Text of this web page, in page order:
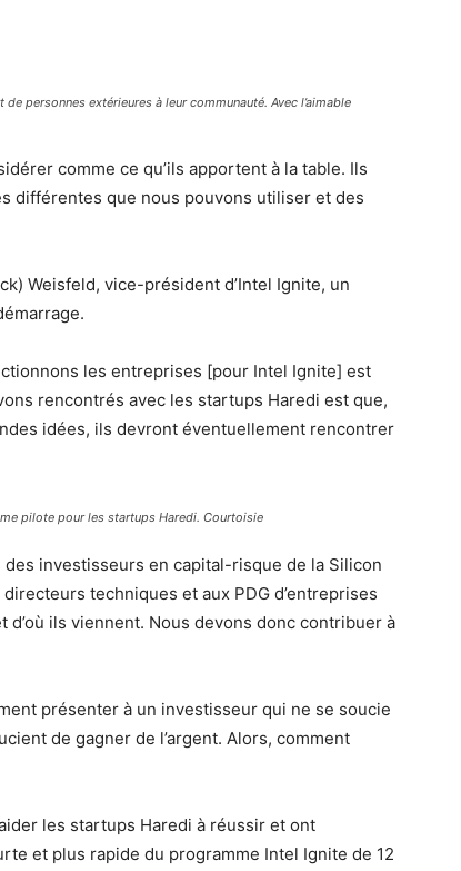
personnes extérieures à leur communauté. Avec l’aimable
comme ce qu’ils apportent à la table. Ils
différentes que nous pouvons utiliser et des
Weisfeld, vice-président d’Intel Ignite, un
les entreprises [pour Intel Ignite] est
rencontrés avec les startups Haredi est que,
idées, ils devront éventuellement rencontrer
pilote pour les startups Haredi. Courtoisie
investisseurs en capital-risque de la Silicon
techniques et aux PDG d’entreprises
ils viennent. Nous devons donc contribuer à
présenter à un investisseur qui ne se soucie
de gagner de l’argent. Alors, comment
les startups Haredi à réussir et ont
et plus rapide du programme Intel Ignite de 12